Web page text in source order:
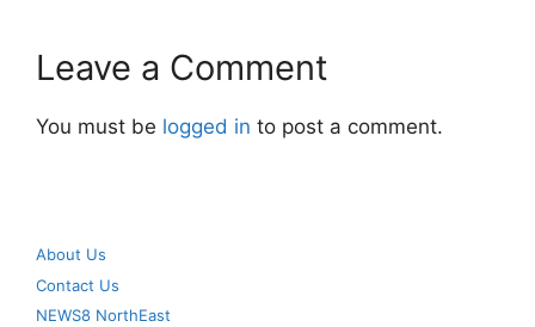
Leave a Comment
You must be logged in to post a comment.
About Us
Contact Us
NEWS8 NorthEast